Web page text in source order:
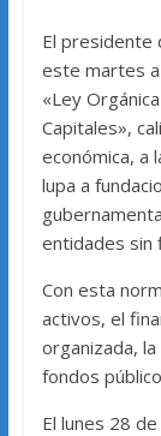
El presidente
este martes
«Ley
Capitales»,
económica, a
lupa a
entidades sin
Con esta
activos, el
organizada,
fondos
El lunes 28